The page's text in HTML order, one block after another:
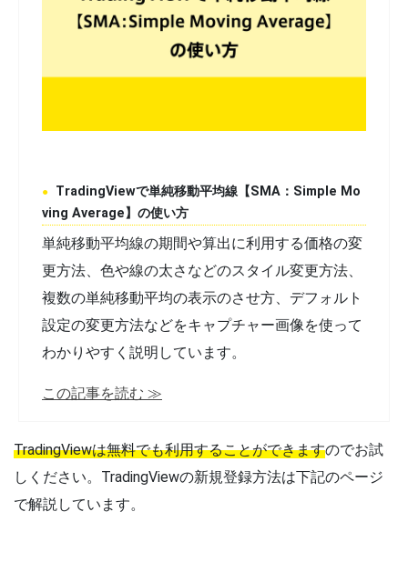
TradingViewで単純移動平均線【SMA：Simple Mo
ving Average】の使い方
単純移動平均線の期間や算出に利用する価格の変
更方法、色や線の太さなどのスタイル変更方法、
複数の単純移動平均の表示のさせ方、デフォルト
設定の変更方法などをキャプチャー画像を使って
わかりやすく説明しています。
この記事を読む ≫
TradingViewは無料でも利用することができますのでお試
しください。TradingViewの新規登録方法は下記のページ
で解説しています。